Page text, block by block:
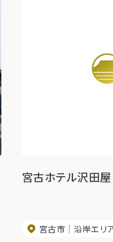
宮古ホテル沢田屋
宮古市 沿岸エリ